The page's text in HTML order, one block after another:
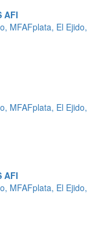
AFI
MFAFplata, El Ejido,
MFAFplata, El Ejido,
AFI
MFAFplata, El Ejido,